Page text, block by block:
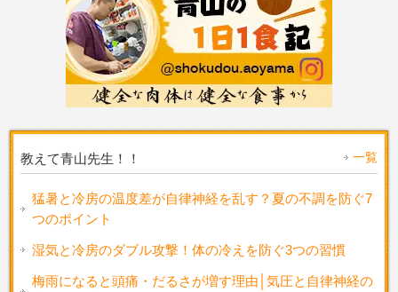
教えて青山先生！！ 一覧
猛暑と冷房の温度差が自律神経を乱す？夏の不調を防ぐ7
つのポイント
湿気と冷房のダブル攻撃！体の冷えを防ぐ3つの習慣
梅雨になると頭痛・だるさが増す理由│気圧と自律神経の